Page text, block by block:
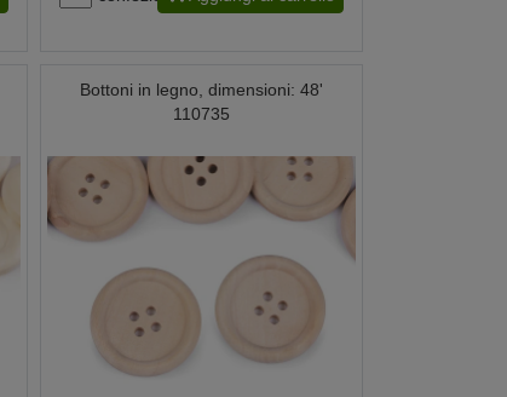
Bottoni in legno, dimensioni: 48'
110735